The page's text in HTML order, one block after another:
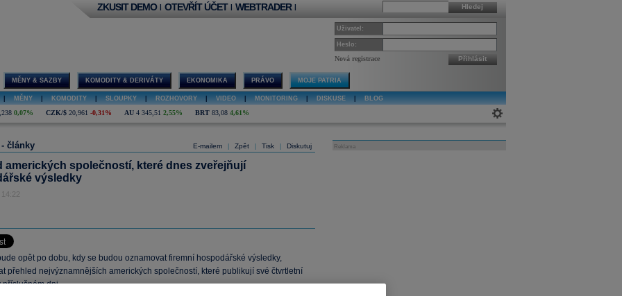
Hledej
ZKUSIT DEMO | OTEVŘÍT ÚČET | WEBTRADER |
Uživatel:
Heslo:
Nová registrace Přihlásit
MĚNY & SAZBY KOMODITY & DERIVÁTY EKONOMIKA PRÁVO MOJE PATRIA
MĚNY KOMODITY SLOUPKY ROZHOVORY VIDEO MONITORING DISKUSE BLOG
0,07% CZK/$ 20,961 -0,31% AU 4 345,51 2,55% BRT 83,08 4,61%
E-mailem Zpět Tisk Diskutuj
- články
amerických společností, které dnes zveřejňují
výsledky
14:22
opět po dobu, kdy se budou oznamovat firemní hospodářské výsledky,
přehled nejvýznamnějších amerických společností, které publikují své čtvrtletní
příslušném dni.
Reklama